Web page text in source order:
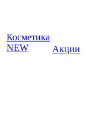
Косметика
NEW
Акции